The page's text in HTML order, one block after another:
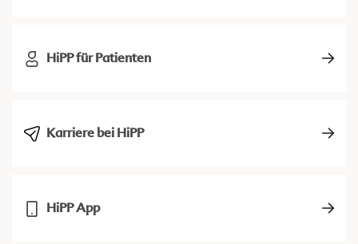
HiPP für Patienten
Karriere bei HiPP
HiPP App